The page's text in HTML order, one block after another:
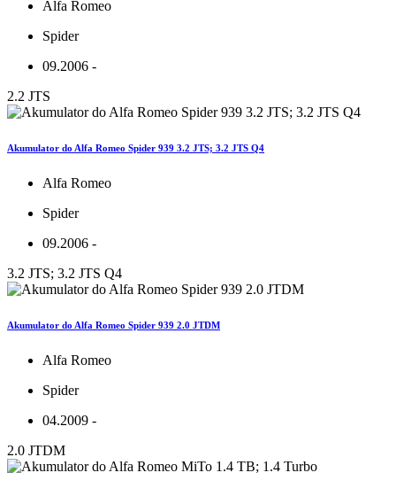
Alfa Romeo
Spider
09.2006 -
2.2 JTS
Akumulator do Alfa Romeo Spider 939 3.2 JTS; 3.2 JTS Q4
Alfa Romeo
Spider
09.2006 -
3.2 JTS; 3.2 JTS Q4
Akumulator do Alfa Romeo Spider 939 2.0 JTDM
Alfa Romeo
Spider
04.2009 -
2.0 JTDM